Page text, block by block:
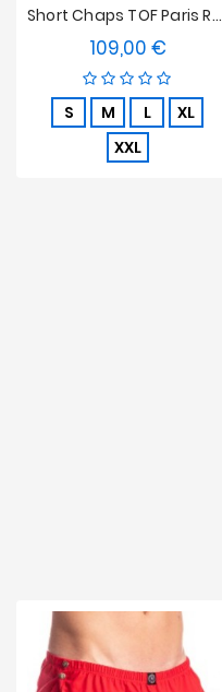
Short Chaps TOF Paris Raw Denim - Azul
109,00 €Precio
S M L
XL
XXL